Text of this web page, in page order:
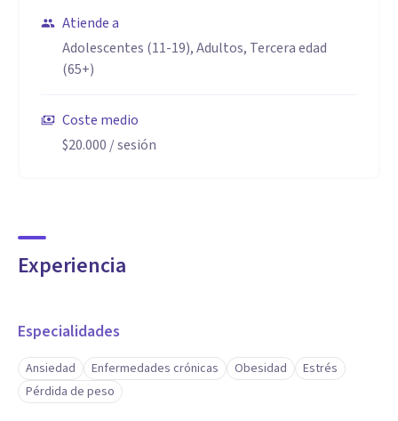
Atiende a
Adolescentes (11-19), Adultos, Tercera edad
(65+)
Coste medio
$20.000 / sesión
Experiencia
Especialidades
Ansiedad Enfermedades crónicas Obesidad
Estrés
Pérdida de peso